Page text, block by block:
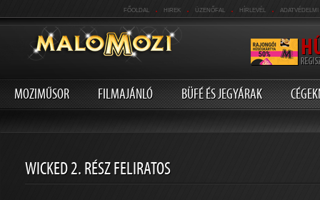
FŐOLDAL . HIREK . ÜZENŐFAL . HÍRLEVÉL . ADATVÉDELMI
MOZIMŰSOR FILMAJÁNLÓ BÜFÉ ÉS JEGYÁRAK
WICKED 2. RÉSZ FELIRATOS